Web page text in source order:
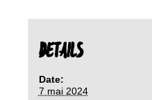
DETAILS
Date:
7 mai 2024